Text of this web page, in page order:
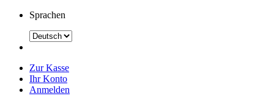
Sprachen
Zur Kasse
Ihr Konto
Anmelden